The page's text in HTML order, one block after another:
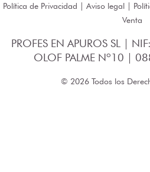
Política de Privacidad | Aviso legal|
Venta
PROFES EN APUROS SL |
OLOF PALME Nº10 |
© 2026 Todos los